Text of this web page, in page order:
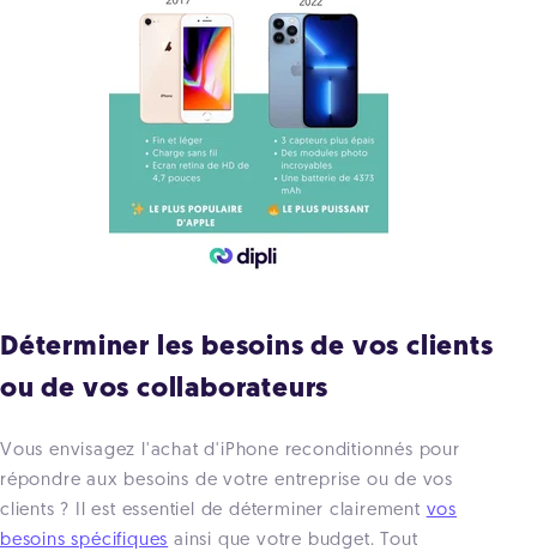
Déterminer les besoins de vos clients
ou de vos collaborateurs
Vous envisagez l'achat d'iPhone reconditionnés pour
répondre aux besoins de votre entreprise ou de vos
clients ? Il est essentiel de déterminer clairement vos
besoins spécifiques ainsi que votre budget. Tout